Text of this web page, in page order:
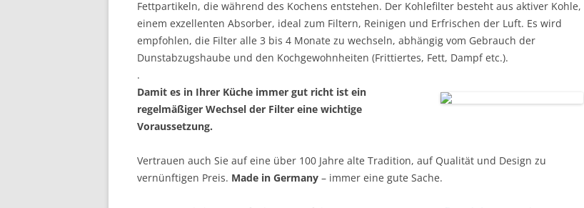
Fettpartikeln, die während des Kochens entstehen. Der Kohlefilter besteht aus aktiver Kohle,
einem exzellenten Absorber, ideal zum Filtern, Reinigen und Erfrischen der Luft. Es wird
empfohlen, die Filter alle 3 bis 4 Monate zu wechseln, abhängig vom Gebrauch der
Dunstabzugshaube und den Kochgewohnheiten (Frittiertes, Fett, Dampf etc.).
.
Damit es in Ihrer Küche immer gut richt ist ein
regelmäßiger Wechsel der Filter eine wichtige
Voraussetzung.
Vertrauen auch Sie auf eine über 100 Jahre alte Tradition, auf Qualität und Design zu
vernünftigen Preis. Made in Germany – immer eine gute Sache.